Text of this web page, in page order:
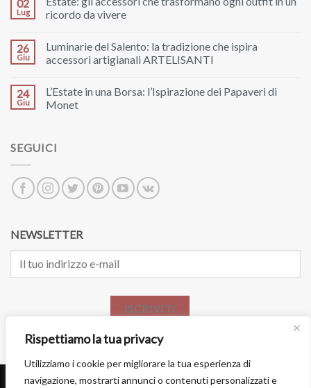
Rispettiamo la tua privacy
Utilizziamo i cookie per migliorare la tua esperienza di
navigazione, mostrarti annunci o contenuti personalizzati e
02
Lug
ricordo da vivere
26
Giu
Luminarie del Salento: la tradizione che ispira
accessori artigianali ARTELISANTI
24
Giu
L’Estate in una Borsa: l’Ispirazione dei Papaveri di
Monet
SEGUICI
NEWSLETTER
ISCRIVITI